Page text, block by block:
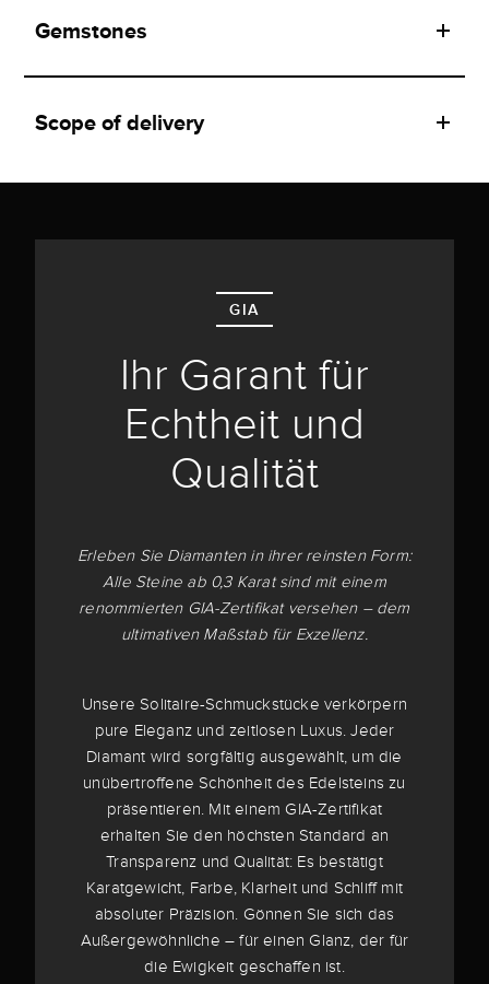
Gemstones
Scope of delivery
GIA
Ihr Garant für
Echtheit und
Qualität
Erleben Sie Diamanten in ihrer reinsten Form:
Alle Steine ab 0,3 Karat sind mit einem
renommierten GIA-Zertifikat versehen – dem
ultimativen Maßstab für Exzellenz.
Unsere Solitaire-Schmuckstücke verkörpern
pure Eleganz und zeitlosen Luxus. Jeder
Diamant wird sorgfältig ausgewählt, um die
unübertroffene Schönheit des Edelsteins zu
präsentieren. Mit einem GIA-Zertifikat
erhalten Sie den höchsten Standard an
Transparenz und Qualität: Es bestätigt
Karatgewicht, Farbe, Klarheit und Schliff mit
absoluter Präzision. Gönnen Sie sich das
Außergewöhnliche – für einen Glanz, der für
die Ewigkeit geschaffen ist.